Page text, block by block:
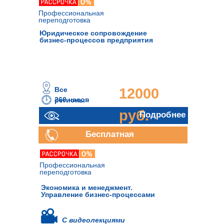
Экономика и менеджмент.
Управление бизнес-процессами
Профессиональная
переподготовка
С видеолекциями
Юридическое сопровождение
бизнес-процессов предприятия
260 часов
12000
руб.
Все
регионы
Профессиональная
переподготовка
Подробнее
Бесплатная
консультация